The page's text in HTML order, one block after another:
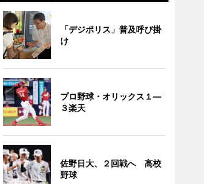
「デジポリス」普及呼び掛
け
プロ野球・オリックス１―
３楽天
佐野日大、２回戦へ 高校
野球